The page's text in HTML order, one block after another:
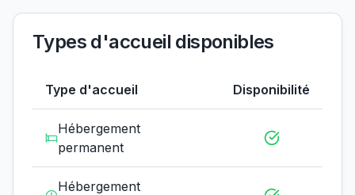
Types d'accueil disponibles
Type d'accueil Disponibilité
Hébergement
permanent
Hébergement